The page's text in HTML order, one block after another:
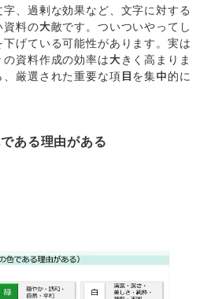
、過剰な効果など、文字に対する
料の大敵です。ついついやってし
げている可能性があります。実は
資料作成の効率は大きく高まりま
厳選された重要な項目を集中的に
ある理由がある